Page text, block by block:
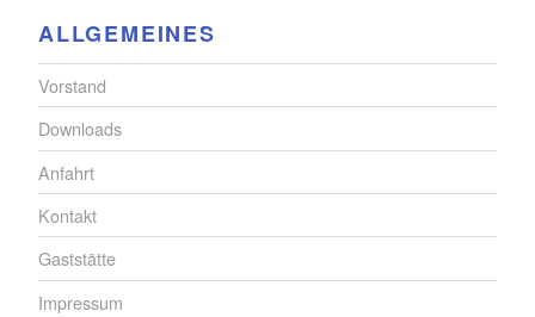
ALLGEMEINES
Vorstand
Downloads
Anfahrt
Kontakt
Gaststätte
Impressum